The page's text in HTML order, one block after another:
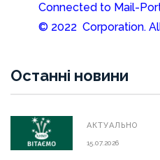
Connected to Mail-
© 2022 Corporation.
Останні новини
АКТУАЛЬНО
15.07.2026